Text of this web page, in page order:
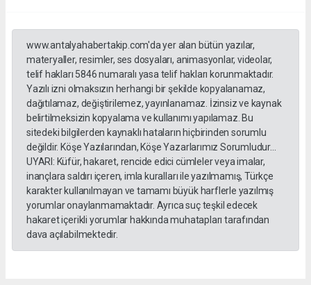
www.antalyahabertakip.com'da yer alan bütün yazılar,
materyaller, resimler, ses dosyaları, animasyonlar, videolar,
telif hakları 5846 numaralı yasa telif hakları korunmaktadır.
Yazılı izni olmaksızın herhangi bir şekilde kopyalanamaz,
dağıtılamaz, değiştirilemez, yayınlanamaz. İzinsiz ve kaynak
belirtilmeksizin kopyalama ve kullanımı yapılamaz. Bu
sitedeki bilgilerden kaynaklı hataların hiçbirinden sorumlu
değildir. Köşe Yazılarından, Köşe Yazarlarımız Sorumludur...
UYARI: Küfür, hakaret, rencide edici cümleler veya imalar,
inançlara saldırı içeren, imla kuralları ile yazılmamış, Türkçe
karakter kullanılmayan ve tamamı büyük harflerle yazılmış
yorumlar onaylanmamaktadır. Ayrıca suç teşkil edecek
hakaret içerikli yorumlar hakkında muhatapları tarafından
dava açılabilmektedir.